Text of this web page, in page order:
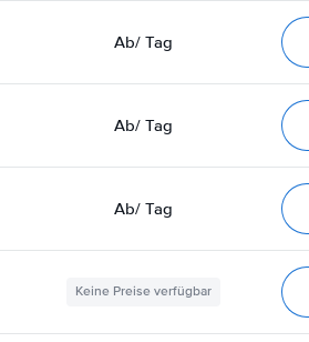
Ab/ Tag
Ab/ Tag
Ab/ Tag
Keine Preise verfügbar